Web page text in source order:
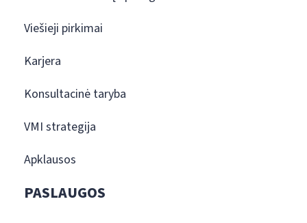
Viešieji pirkimai
Karjera
Konsultacinė taryba
VMI strategija
Apklausos
PASLAUGOS